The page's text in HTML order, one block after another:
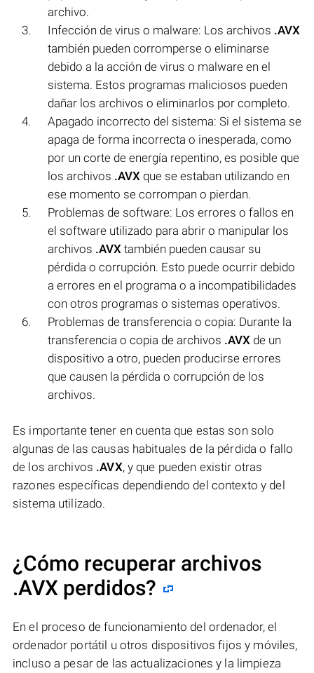
archivo.
Infección de virus o malware: Los archivos .AVX
también pueden corromperse o eliminarse
debido a la acción de virus o malware en el
sistema. Estos programas maliciosos pueden
dañar los archivos o eliminarlos por completo.
Apagado incorrecto del sistema: Si el sistema se
apaga de forma incorrecta o inesperada, como
por un corte de energía repentino, es posible que
los archivos .AVX que se estaban utilizando en
ese momento se corrompan o pierdan.
Problemas de software: Los errores o fallos en
el software utilizado para abrir o manipular los
archivos .AVX también pueden causar su
pérdida o corrupción. Esto puede ocurrir debido
a errores en el programa o a incompatibilidades
con otros programas o sistemas operativos.
Problemas de transferencia o copia: Durante la
transferencia o copia de archivos .AVX de un
dispositivo a otro, pueden producirse errores
que causen la pérdida o corrupción de los
archivos.
Es importante tener en cuenta que estas son solo
algunas de las causas habituales de la pérdida o fallo
de los archivos .AVX, y que pueden existir otras
razones específicas dependiendo del contexto y del
sistema utilizado.
¿Cómo recuperar archivos
.AVX perdidos?
En el proceso de funcionamiento del ordenador, el
ordenador portátil u otros dispositivos fijos y móviles,
incluso a pesar de las actualizaciones y la limpieza